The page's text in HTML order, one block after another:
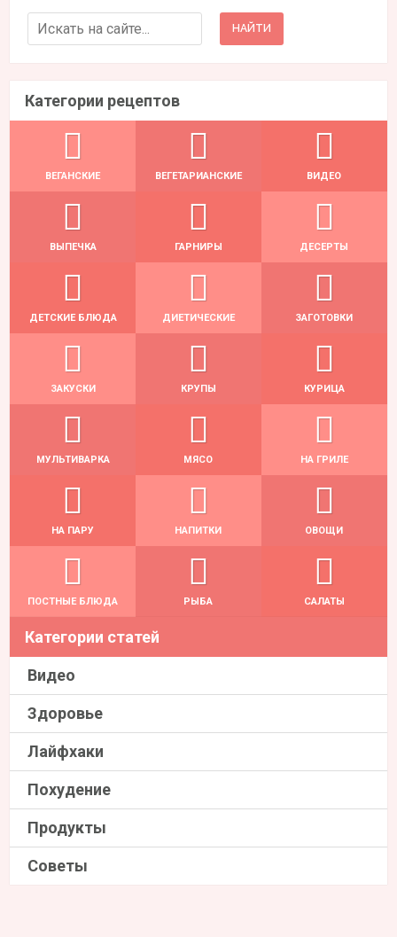
Search for:
Категории рецептов
ВЕГАНСКИЕ ВЕГЕТАРИАНСКИЕ ВИДЕО
ВЫПЕЧКА ГАРНИРЫ ДЕСЕРТЫ
ДЕТСКИЕ БЛЮДА ДИЕТИЧЕСКИЕ ЗАГОТОВКИ
ЗАКУСКИ КРУПЫ КУРИЦА
МУЛЬТИВАРКА МЯСО НА ГРИЛЕ
НА ПАРУ НАПИТКИ ОВОЩИ
ПОСТНЫЕ БЛЮДА РЫБА САЛАТЫ
Категории статей
Видео
Здоровье
Лайфхаки
Похудение
Продукты
Советы